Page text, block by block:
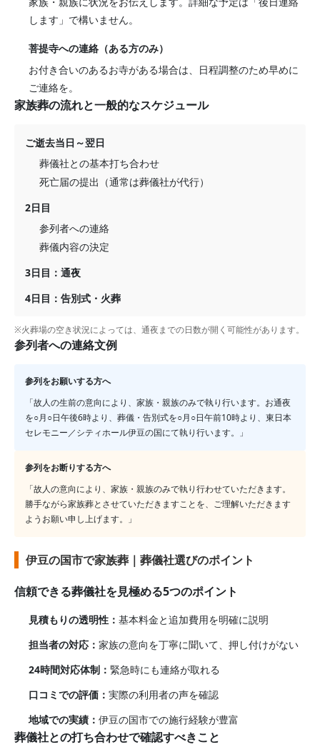
します」で構いません。
菩提寺への連絡（ある方のみ）
お付き合いのあるお寺がある場合は、日程調整のため早めに
ご連絡を。
家族葬の流れと一般的なスケジュール
ご逝去当日～翌日
葬儀社との基本打ち合わせ
死亡届の提出（通常は葬儀社が代行）
2日目
参列者への連絡
葬儀内容の決定
3日目：通夜
4日目：告別式・火葬
※火葬場の空き状況によっては、通夜までの日数が開く可能性があります。
参列者への連絡文例
参列をお願いする方へ
「故人の生前の意向により、家族・親族のみで執り行います。お通夜
を○月○日午後6時より、葬儀・告別式を○月○日午前10時より、 東日本
セレモニー／シティホール伊豆の国にて執り行います。」
参列をお断りする方へ
「故人の意向により、家族・親族のみで執り行わせていただきます。
勝手ながら家族葬とさせていただきますことを、ご理解いただきます
ようお願い申し上げます。」
伊豆の国市で家族葬｜葬儀社選びのポイント
信頼できる葬儀社を見極める5つのポイント
見積もりの透明性： 基本料金と追加費用を明確に説明
担当者の対応： 家族の意向を丁寧に聞いて、押し付けがない
24時間対応体制： 緊急時にも連絡が取れる
口コミでの評価： 実際の利用者の声を確認
地域での実績： 伊豆の国市での施行経験が豊富
葬儀社との打ち合わせで確認すべきこと